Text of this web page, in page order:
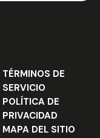
TÉRMINOS DE
SERVICIO
POLÍTICA DE
PRIVACIDAD
MAPA DEL SITIO